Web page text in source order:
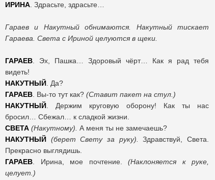
ИРИНА . Здрасьте, здрасьте…
Гараев и Накутный обнимаются. Накутный тискает
Гараева. Света с Ириной целуются в щеки.
ГАРАЕВ . Эх, Пашка… Здоровый чёрт… Как я рад тебя
видеть!
НАКУТНЫЙ . Да?
ГАРАЕВ . Вы-то тут как? (Ставит пакет на стул.)
НАКУТНЫЙ . Держим круговую оборону! Как ты нас
бросил… Сбежал… к сладкой жизни.
СВЕТА (Накутному). А меня ты не замечаешь?
НАКУТНЫЙ (берет Свету за руку).
Здравствуй, Света.
Прекрасно выглядишь.
ГАРАЕВ . Ирина, мое почтение. (Наклоняется к руке,
целует.)